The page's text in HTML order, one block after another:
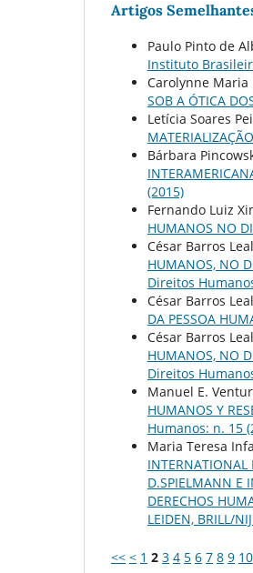
Artigos
Paulo Pinto de
Instituto
Carolynne Maria
SOB A ÓTICA
Letícia Soares
Bárbara
(2015)
Fernando Luiz
HUMANOS NO
César Barros
HUMANOS, NO
Direitos
César Barros
DA PESSOA
César Barros
HUMANOS, NO
Direitos
Manuel E.
HUMANOS Y
Humanos: n. 15
Maria Teresa
INTERNATIONAL
D.SPIELMANN E
DERECHOS
LEIDEN, BRILL/
<< < 1 2 3 4 5 6 7 8 9 10